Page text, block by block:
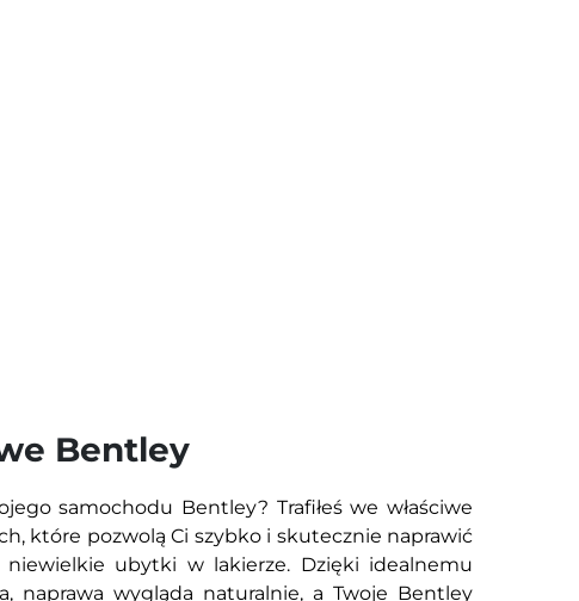
Bentley
samochodu Bentley? Trafiłeś we właściwe
które pozwolą Ci szybko i skutecznie naprawić
ubytki w lakierze. Dzięki idealnemu
naprawa wygląda naturalnie, a Twoje Bentley